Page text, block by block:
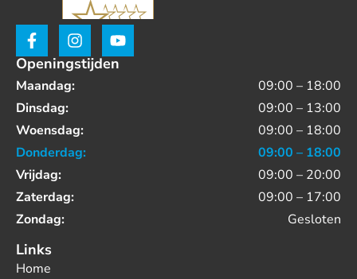
Openingstijden
Maandag:
09:00 – 18:00
Dinsdag:
09:00 – 13:00
Woensdag:
09:00 – 18:00
Donderdag:
09:00 – 18:00
Vrijdag:
09:00 – 20:00
Zaterdag:
09:00 – 17:00
Zondag:
Gesloten
Links
Home